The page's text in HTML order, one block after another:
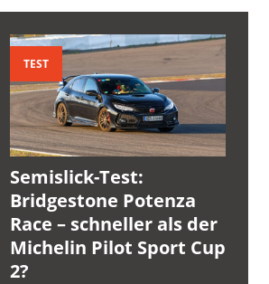
TEST
Semislick-Test:
Bridgestone Potenza
Race – schneller als der
Michelin Pilot Sport Cup
2?